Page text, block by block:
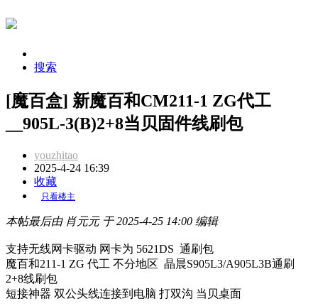
搜索
[魔百盒] 新魔百和CM211-1 ZG代工
__905L-3(B)2+8当贝固件线刷包
youzhitao
2025-4-24 16:39
收藏
只看楼主
本帖最后由 肖元元 于 2025-4-25 14:00 编辑
支持无线网卡驱动 网卡为 5621DS 通刷包
魔百和211-1 ZG 代工 不分地区 晶晨S905L3/A905L3B通刷
2+8线刷包
短接神器 双公头线连接到电脑 打双沟 当贝桌面